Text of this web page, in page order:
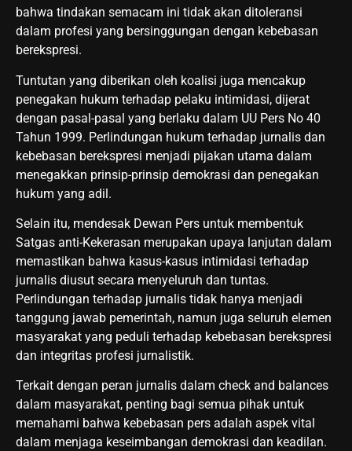
bahwa tindakan semacam ini tidak akan ditoleransi
dalam profesi yang bersinggungan dengan kebebasan
berekspresi.
Tuntutan yang diberikan oleh koalisi juga mencakup
penegakan hukum terhadap pelaku intimidasi, dijerat
dengan pasal-pasal yang berlaku dalam UU Pers No 40
Tahun 1999. Perlindungan hukum terhadap jurnalis dan
kebebasan berekspresi menjadi pijakan utama dalam
menegakkan prinsip-prinsip demokrasi dan penegakan
hukum yang adil.
Selain itu, mendesak Dewan Pers untuk membentuk
Satgas anti-Kekerasan merupakan upaya lanjutan dalam
memastikan bahwa kasus-kasus intimidasi terhadap
jurnalis diusut secara menyeluruh dan tuntas.
Perlindungan terhadap jurnalis tidak hanya menjadi
tanggung jawab pemerintah, namun juga seluruh elemen
masyarakat yang peduli terhadap kebebasan berekspresi
dan integritas profesi jurnalistik.
Terkait dengan peran jurnalis dalam check and balances
dalam masyarakat, penting bagi semua pihak untuk
memahami bahwa kebebasan pers adalah aspek vital
dalam menjaga keseimbangan demokrasi dan keadilan.